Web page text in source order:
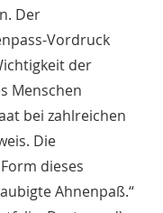
Der
Vordruck
der
Menschen
bei zahlreichen
Die
dieses
Ahnenpaß.“